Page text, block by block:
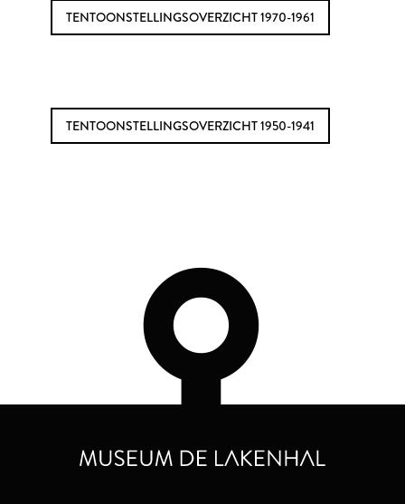
TENTOONSTELLINGSOVERZICHT 1970-1961
TENTOONSTELLINGSOVERZICHT 1950-1941